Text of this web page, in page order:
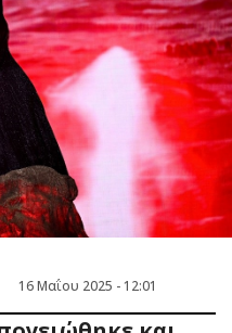
16 Μαΐου 2025 - 12:01